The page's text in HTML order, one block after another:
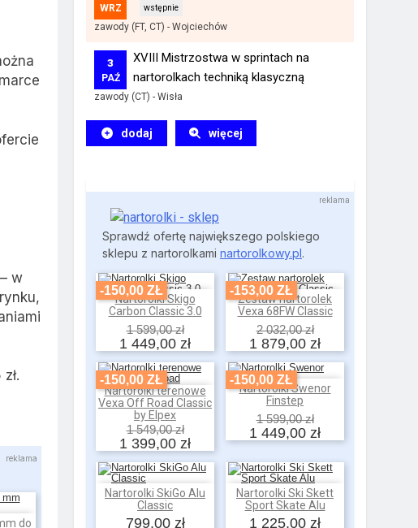
w
do
WRZ
zawody (FT, CT) - Wojciechów
3
PAŹ
XVIII Mistrzostwa w sprintach na
nartorolkach techniką klasyczną
zawody (CT) - Wisła
dodaj więcej
Sprawdź ofertę największego polskiego
sklepu z nartorolkami nartorolkowy.pl .
-150,00 ZŁ
Nartorolki Skigo
Carbon Classic 3.0
1 599,00 zł
1 449,00 zł
Dodaj do koszyka
-153,00 ZŁ
Zestaw nartorolek
Vexa 68FW Classic
2 032,00 zł
1 879,00 zł
Dodaj do koszyka
-150,00 ZŁ
Nartorolki terenowe
Vexa Off Road Classic
by Elpex
1 549,00 zł
1 399,00 zł
Dodaj do koszyka
-150,00 ZŁ
Nartorolki Swenor
Finstep
1 599,00 zł
1 449,00 zł
Dodaj do koszyka
Nartorolki SkiGo Alu
Classic
799,00 zł
Dodaj do koszyka
Nartorolki Ski Skett
Sport Skate Alu
1 225,00 zł
Dodaj do koszyka